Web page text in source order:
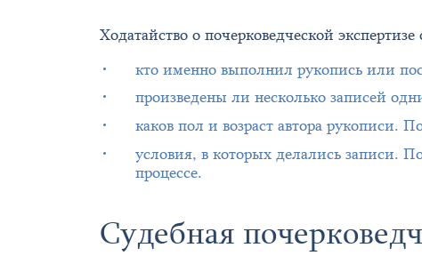
Ходатайство о почерковедческой
кто именно выполнил рукопись или
произведены ли несколько записей
каков пол и возраст автора рукописи.
условия, в которых делались записи.
процессе.
Судебная